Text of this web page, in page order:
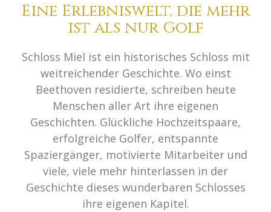
Eine Erlebniswelt, die mehr
ist als nur Golf
Schloss Miel ist ein historisches Schloss mit
weitreichender Geschichte. Wo einst
Beethoven residierte, schreiben heute
Menschen aller Art ihre eigenen
Geschichten. Glückliche Hochzeitspaare,
erfolgreiche Golfer, entspannte
Spaziergänger, motivierte Mitarbeiter und
viele, viele mehr hinterlassen in der
Geschichte dieses wunderbaren Schlosses
ihre eigenen Kapitel.